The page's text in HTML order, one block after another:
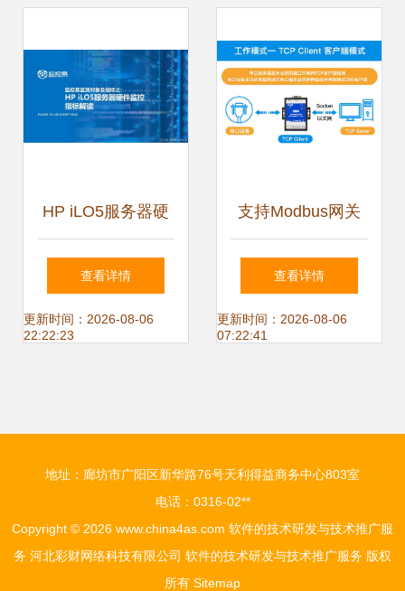
HP iLO5服务器硬
件监控指标解读与
软硬件技术服务
查看详情
更新时间：2026-08-06
22:22:23
支持Modbus网关
协议转换的TCP与
RTU串口服务器 技
查看详情
更新时间：2026-08-06
07:22:41
地址：廊坊市广阳区新华路76号天利得益商务中心803室
电话：0316-02**
Copyright © 2026 www.china4as.com 软件的技术研发与技术推广服
务 河北彩财网络科技有限公司 软件的技术研发与技术推广服务 版权
所有 Sitemap